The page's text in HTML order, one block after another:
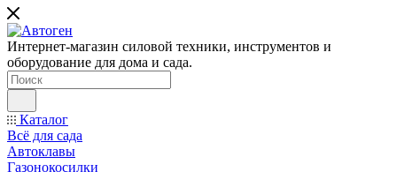
Интернет-магазин силовой техники, инструментов и
оборудование для дома и сада.
Каталог
Всё для сада
Автоклавы
Газонокосилки